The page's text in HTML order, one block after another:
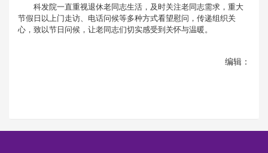
科发院一直重视退休老同志生活，及时关注老同志需求，重大
节假日以上门走访、电话问候等多种方式看望慰问，传递组织关
心，致以节日问候，让老同志们切实感受到关怀与温暖。
编辑：